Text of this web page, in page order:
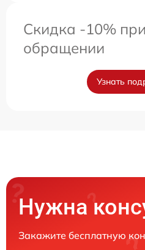
Скидка -10%
обращении
Узнать
Нужна
Закажите бесплатную